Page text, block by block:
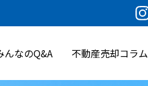
んなのQ&A 不動産売却コラム